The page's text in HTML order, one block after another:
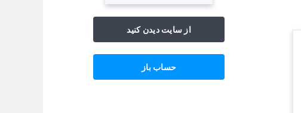
از سایت دیدن کنید
حساب باز